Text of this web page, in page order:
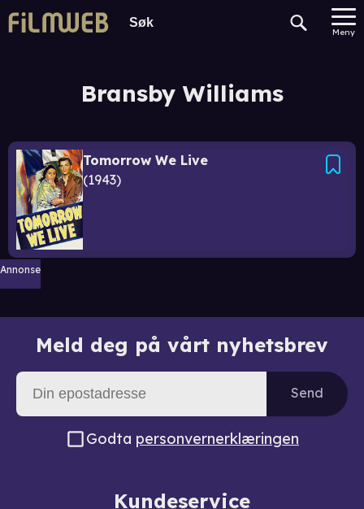
Meny
Bransby Williams
Tomorrow We Live
1943
Annonse
Meld deg på vårt nyhetsbrev
Send
Godta personvernerklæringen
Kundeservice